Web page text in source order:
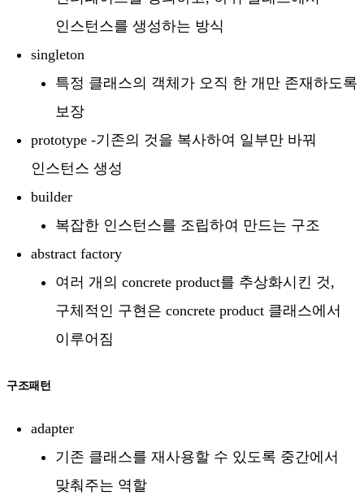
인스턴스를 생성하는 방식
singleton
특정 클래스의 객체가 오직 한 개만 존재하도록
보장
prototype -기존의 것을 복사하여 일부만 바꿔
인스턴스 생성
builder
복잡한 인스턴스를 조립하여 만드는 구조
abstract factory
여러 개의 concrete product를 추상화시킨 것,
구체적인 구현은 concrete product 클래스에서
이루어짐
구조패턴
adapter
기존 클래스를 재사용할 수 있도록 중간에서
맞춰주는 역할